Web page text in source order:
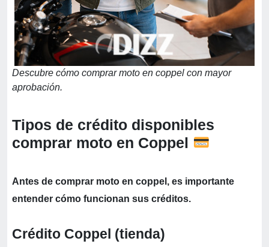
Descubre cómo comprar moto en coppel con mayor
aprobación.
Tipos de crédito disponibles
comprar moto en Coppel
Antes de comprar moto en coppel, es importante
entender cómo funcionan sus créditos.
Crédito Coppel (tienda)